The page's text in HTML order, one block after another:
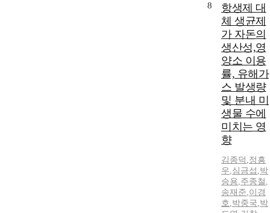
8
항생제 대
체 생균제
가 자돈의
생산성,영
양소 이용
률, 유해가
스 발생량
및 분내 미
생물 수에
미치는 영
향
김종덕 ,정흥
우,심금섭 ,박
승용,주종철 ,
송재준,이경
호,박중국,박